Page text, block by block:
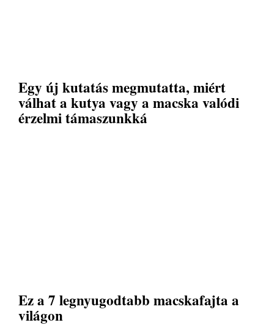
Egy új kutatás megmutatta, miért
válhat a kutya vagy a macska valódi
érzelmi támaszunkká
Ez a 7 legnyugodtabb macskafajta a
világon